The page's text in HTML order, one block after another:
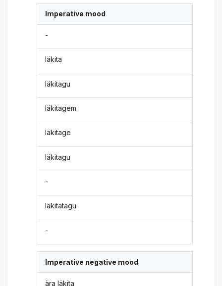
Imperative mood
-
läkita
läkitagu
läkitagem
läkitage
läkitagu
-
läkitatagu
-
Imperative negative mood
ära läkita